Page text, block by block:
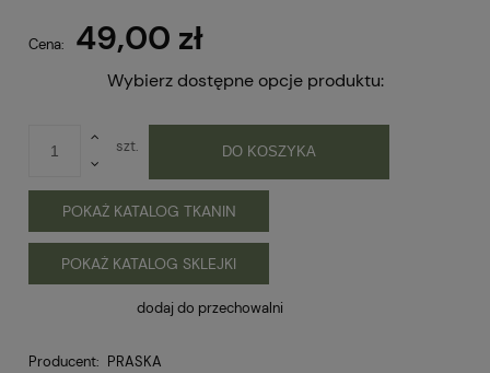
Cena: 49,00 zł
Wybierz dostępne opcje produktu:
szt. DO KOSZYKA
POKAŻ KATALOG TKANIN
POKAŻ KATALOG SKLEJKI
dodaj do przechowalni
Producent: PRASKA